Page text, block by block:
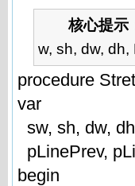
核心提示
w, sh, dw, dh,
procedure
var
sw, sh, dw,
pLinePrev,
begin